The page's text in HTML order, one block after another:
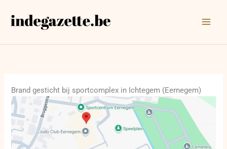
naar
Brand gesticht bij sportcomplex in Ichtegem (Eernegem)